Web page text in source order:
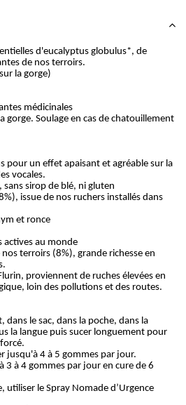
d'eucalyptus globulus*, de
de nos terroirs.
la gorge)
médicinales
gorge. Soulage en cas de chatouillement
pour un effet apaisant et agréable sur la
vocales.
sans sirop de blé, ni gluten
issue de nos ruchers installés dans
et ronce
actives au monde
terroirs (8%), grande richesse en
proviennent de ruches élevées en
loin des pollutions et des routes.
le sac, dans la poche, dans la
la langue puis sucer longuement pour
jusqu'à 4 à 5 gommes par jour.
3 à 4 gommes par jour en cure de 6
utiliser le Spray Nomade d’Urgence